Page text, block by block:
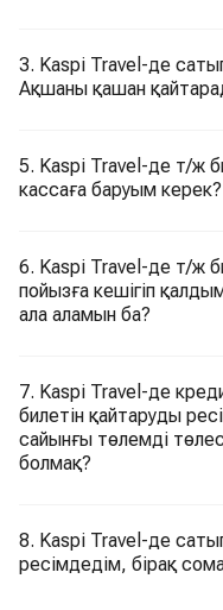
3. Kaspi Travel-де
Ақшаны қашан
5. Kaspi Travel-де т/ж
кассаға баруым керек?
6. Kaspi Travel-де т/ж
пойызға кешігіп
ала аламын ба?
7. Kaspi Travel-де
билетін қайтаруды
сайынғы төлемді
болмақ?
8. Kaspi Travel-де
ресімдедім, бірақ